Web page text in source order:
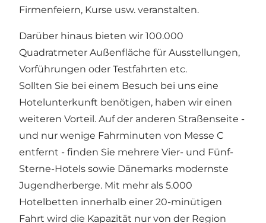
Firmenfeiern, Kurse usw. veranstalten.
Darüber hinaus bieten wir 100.000
Quadratmeter Außenfläche für Ausstellungen,
Vorführungen oder Testfahrten etc.
Sollten Sie bei einem Besuch bei uns eine
Hotelunterkunft benötigen, haben wir einen
weiteren Vorteil. Auf der anderen Straßenseite -
und nur wenige Fahrminuten von Messe C
entfernt - finden Sie mehrere Vier- und Fünf-
Sterne-Hotels sowie Dänemarks modernste
Jugendherberge. Mit mehr als 5.000
Hotelbetten innerhalb einer 20-minütigen
Fahrt wird die Kapazität nur von der Region